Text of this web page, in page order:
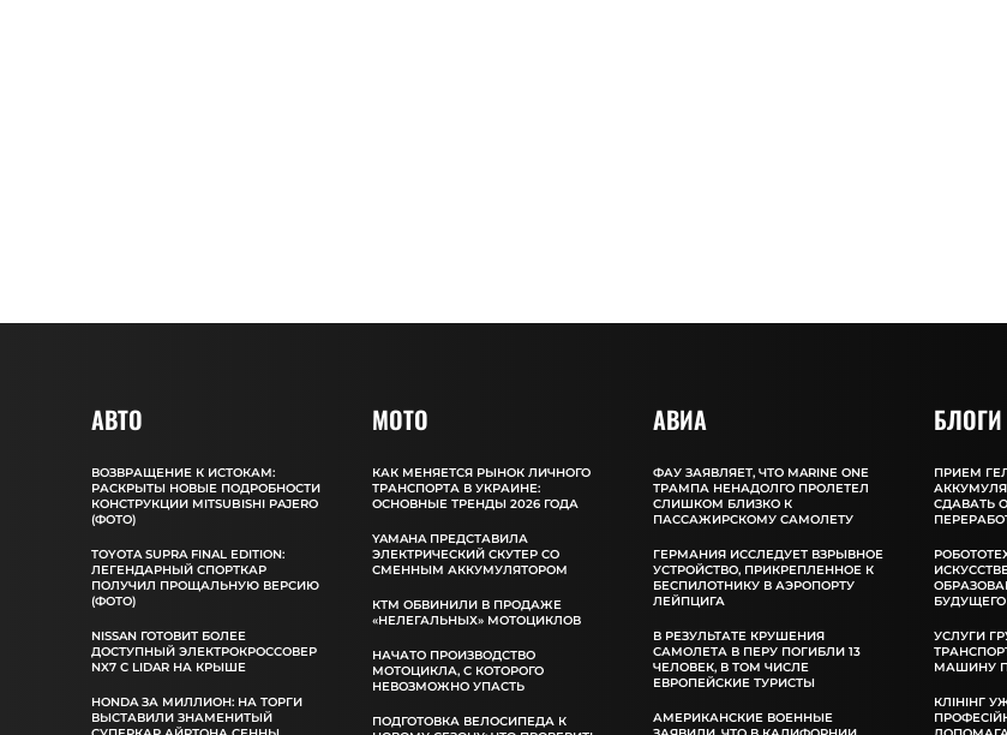
АВТО
ВОЗВРАЩЕНИЕ К ИСТОКАМ:
РАСКРЫТЫ НОВЫЕ ПОДРОБНОСТИ
КОНСТРУКЦИИ MITSUBISHI PAJERO
(ФОТО)
TOYOTA SUPRA FINAL EDITION:
ЛЕГЕНДАРНЫЙ СПОРТКАР
ПОЛУЧИЛ ПРОЩАЛЬНУЮ ВЕРСИЮ
(ФОТО)
NISSAN ГОТОВИТ БОЛЕЕ
ДОСТУПНЫЙ ЭЛЕКТРОКРОССОВЕР
NX7 С LIDAR НА КРЫШЕ
HONDA ЗА МИЛЛИОН: НА ТОРГИ
ВЫСТАВИЛИ ЗНАМЕНИТЫЙ
MOTO
КАК МЕНЯЕТСЯ РЫНОК ЛИЧНОГО
ТРАНСПОРТА В УКРАИНЕ:
ОСНОВНЫЕ ТРЕНДЫ 2026 ГОДА
YAMAHA ПРЕДСТАВИЛА
ЭЛЕКТРИЧЕСКИЙ СКУТЕР СО
СМЕННЫМ АККУМУЛЯТОРОМ
КТМ ОБВИНИЛИ В ПРОДАЖЕ
«НЕЛЕГАЛЬНЫХ» МОТОЦИКЛОВ
НАЧАТО ПРОИЗВОДСТВО
МОТОЦИКЛА, С КОТОРОГО
НЕВОЗМОЖНО УПАСТЬ
ПОДГОТОВКА ВЕЛОСИПЕДА К
АВИА
ФАУ ЗАЯВЛЯЕТ, ЧТО MARINE ONE
ТРАМПА НЕНАДОЛГО ПРОЛЕТЕЛ
СЛИШКОМ БЛИЗКО К
ПАССАЖИРСКОМУ САМОЛЕТУ
ГЕРМАНИЯ ИССЛЕДУЕТ ВЗРЫВНОЕ
УСТРОЙСТВО, ПРИКРЕПЛЕННОЕ К
БЕСПИЛОТНИКУ В АЭРОПОРТУ
ЛЕЙПЦИГА
В РЕЗУЛЬТАТЕ КРУШЕНИЯ
САМОЛЕТА В ПЕРУ ПОГИБЛИ 13
ЧЕЛОВЕК, В ТОМ ЧИСЛЕ
ЕВРОПЕЙСКИЕ ТУРИСТЫ
АМЕРИКАНСКИЕ ВОЕННЫЕ
БЛОГИ
ПРИЕМ
СДАВАТЬ
БУДУЩЕГО
УСЛУГИ
МАШИНУ
КЛІНІНГ